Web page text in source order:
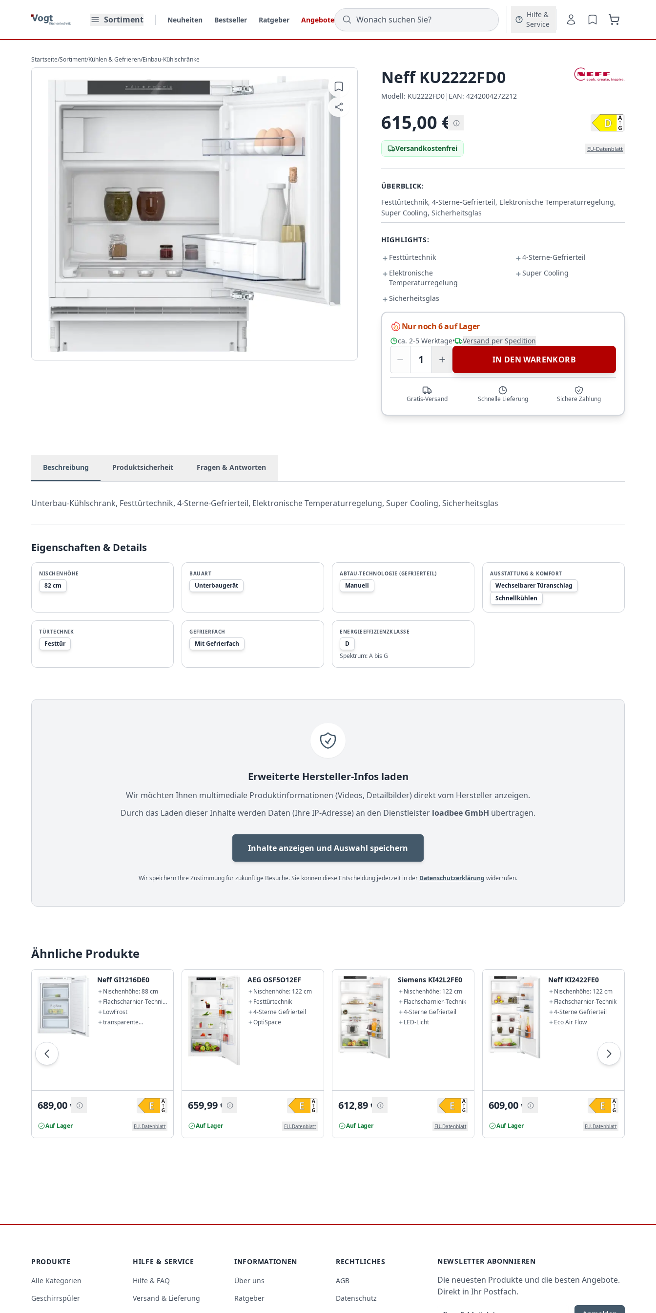
Sortiment
Neuheiten Bestseller Ratgeber Angebote
Hilfe &
Service
Startseite/Sortiment/Kühlen & Gefrieren/Einbau-Kühlschränke
Neff KU2222FD0
Modell:
Modell: KU2222FD0|
EAN:
EAN: 4242004272212
615,00 €
Versandkostenfrei EU-Datenblatt
ÜBERBLICK:
Festtürtechnik, 4-Sterne-Gefrierteil, Elektronische Temperaturregelung,
Super Cooling, Sicherheitsglas
HIGHLIGHTS:
Festtürtechnik
4-Sterne-Gefrierteil
Elektronische
Temperaturregelung
Super Cooling
Sicherheitsglas
Nur noch 6 auf Lager
ca. 2-5 Werktage• Versand per Spedition
1 IN DEN WARENKORB
Gratis-Versand Schnelle Lieferung Sichere Zahlung
Beschreibung Produktsicherheit Fragen & Antworten
Unterbau-Kühlschrank, Festtürtechnik, 4-Sterne-Gefrierteil, Elektronische Temperaturregelung, Super Cooling, Sicherheitsglas
Eigenschaften & Details
NISCHENHÖHE
82 cm
BAUART
Unterbaugerät
ABTAU-TECHNOLOGIE (GEFRIERTEIL)
Manuell
AUSSTATTUNG & KOMFORT
Wechselbarer Türanschlag
Schnellkühlen
TÜRTECHNIK
Festtür
GEFRIERFACH
Mit Gefrierfach
ENERGIEEFFIZIENZKLASSE
D
Spektrum:A bis G
Erweiterte Hersteller-Infos laden
Wir möchten Ihnen multimediale Produktinformationen (Videos, Detailbilder) direkt vom Hersteller anzeigen.
Durch das Laden dieser Inhalte werden Daten (Ihre IP-Adresse) an den Dienstleister loadbee GmbH übertragen.
Inhalte anzeigen und Auswahl speichern
Wir speichern Ihre Zustimmung für zukünftige Besuche. Sie können diese Entscheidung jederzeit in der Datenschutzerklärung widerrufen.
Ähnliche Produkte
Neff GI1216DE0
Nischenhöhe: 88 cm
Flachscharnier-Technik
mit SoftClose
LowFrost
transparente
689,00€
Auf Lager EU-Datenblatt
AEG OSF5O12EF
Nischenhöhe: 122 cm
Festtürtechnik
4-Sterne Gefrierteil
OptiSpace
659,99€
Auf Lager EU-Datenblatt
Siemens KI42L2FE0
Nischenhöhe: 122 cm
Flachscharnier-Technik
4-Sterne Gefrierteil
LED-Licht
612,89€
Auf Lager EU-Datenblatt
Neff KI2422FE0
Nischenhöhe: 122 cm
Flachscharnier-Technik
4-Sterne Gefrierteil
Eco Air Flow
609,00€
Auf Lager EU-Datenblatt
PRODUKTE
Alle Kategorien
Geschirrspüler
HILFE & SERVICE
Hilfe & FAQ
Versand & Lieferung
INFORMATIONEN
Über uns
Ratgeber
RECHTLICHES
AGB
Datenschutz
NEWSLETTER ABONNIEREN
Die neuesten Produkte und die besten Angebote.
Direkt in Ihr Postfach.
E-Mail-Adresse